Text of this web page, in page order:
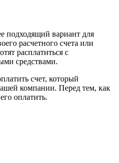
подходящий вариант для
расчетного счета или
расплатиться с
средствами.
счет, который
компании. Перед тем, как
оплатить.